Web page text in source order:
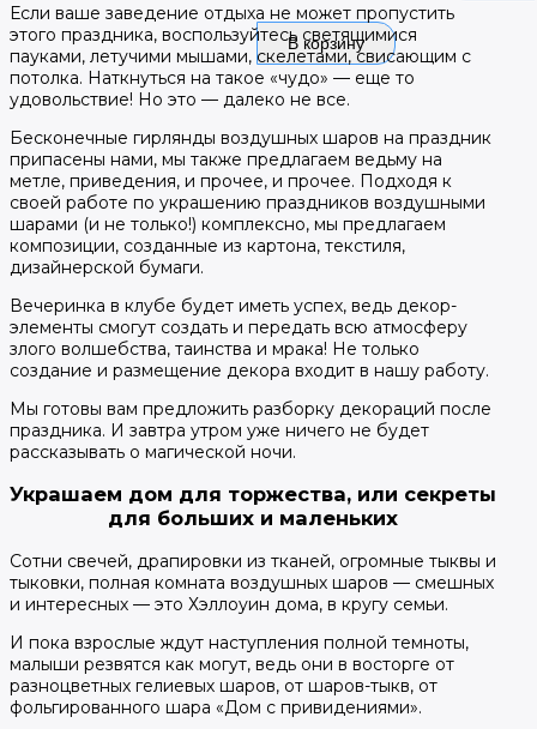
В корзину
Если ваше заведение отдыха не может пропустить
этого праздника, воспользуйтесь светящимися
пауками, летучими мышами, скелетами, свисающим с
потолка. Наткнуться на такое «чудо» — еще то
удовольствие! Но это — далеко не все.
Бесконечные гирлянды воздушных шаров на праздник
припасены нами, мы также предлагаем ведьму на
метле, приведения, и прочее, и прочее. Подходя к
своей работе по украшению праздников воздушными
шарами (и не только!) комплексно, мы предлагаем
композиции, созданные из картона, текстиля,
дизайнерской бумаги.
Вечеринка в клубе будет иметь успех, ведь декор-
элементы смогут создать и передать всю атмосферу
злого волшебства, таинства и мрака! Не только
создание и размещение декора входит в нашу работу.
Мы готовы вам предложить разборку декораций после
праздника. И завтра утром уже ничего не будет
рассказывать о магической ночи.
Украшаем дом для торжества, или секреты
для больших и маленьких
Сотни свечей, драпировки из тканей, огромные тыквы и
тыковки, полная комната воздушных шаров — смешных
и интересных — это Хэллоуин дома, в кругу семьи.
И пока взрослые ждут наступления полной темноты,
малыши резвятся как могут, ведь они в восторге от
разноцветных гелиевых шаров, от шаров-тыкв, от
фольгированного шара «Дом с привидениями».